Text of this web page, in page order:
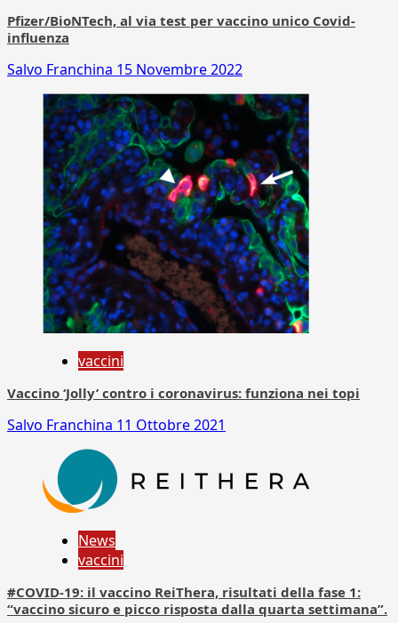
Pfizer/BioNTech, al via test per vaccino unico Covid-
influenza
Salvo Franchina 15 Novembre 2022
vaccini
Vaccino ‘Jolly’ contro i coronavirus: funziona nei topi
Salvo Franchina 11 Ottobre 2021
News
vaccini
#COVID-19: il vaccino ReiThera, risultati della fase 1:
“vaccino sicuro e picco risposta dalla quarta settimana”.